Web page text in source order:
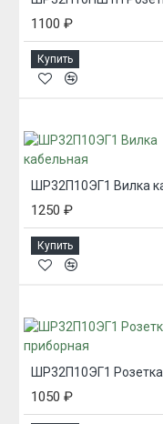
1100 ₽
Купить
1250 ₽
Купить
1050 ₽